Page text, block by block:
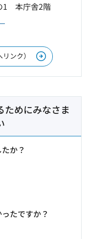
1 本庁舎2階
ンク）
ためにみなさま
か？
たですか？